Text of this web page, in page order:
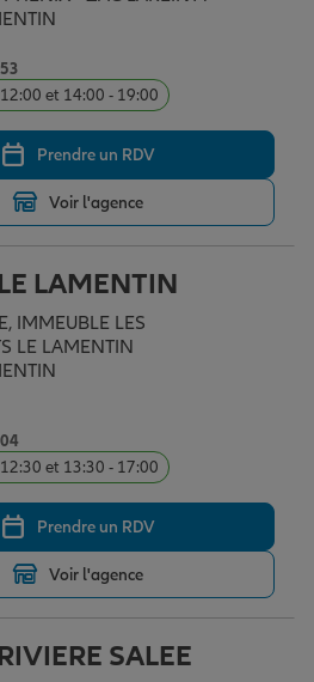
compagnie
de la vie
et 14:00 - 19:00
Prendre un RDV
Voir l'agence
LAMENTIN
IMMEUBLE LES
LE LAMENTIN
et 13:30 - 17:00
Prendre un RDV
Voir l'agence
SALEE